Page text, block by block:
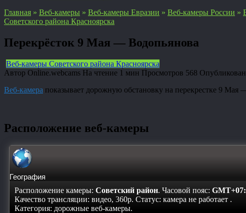
Главная » Веб-камеры » Веб-камеры Евразии » Веб-камеры России »
Советского района Красноярска
Перекрёсток 9 Мая — Водопьянова
Веб-камеры Советского района Красноярска
Автор Online.webcams На чтение 1 мин Просмотров 568
Веб-камера показывает дорожную обстановку на перекрестке 9 Мая
Расположение веб-камеры
География
Расположение камеры: Советский район. Часовой пояс:
Качество трансляции: видео, 360p. Статус: камера не работает .
Категория: дорожные веб-камеры.